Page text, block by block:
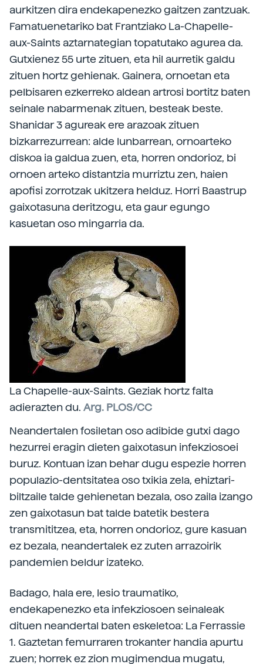
aurkitzen dira endekapenezko gaitzen zantzuak.
Famatuenetariko bat Frantziako La-Chapelle-
aux-Saints aztarnategian topatutako agurea da.
Gutxienez 55 urte zituen, eta hil aurretik galdu
zituen hortz gehienak. Gainera, ornoetan eta
pelbisaren ezkerreko aldean artrosi bortitz baten
seinale nabarmenak zituen, besteak beste.
Shanidar 3 agureak ere arazoak zituen
bizkarrezurrean: alde lunbarrean, ornoarteko
diskoa ia galdua zuen, eta, horren ondorioz, bi
ornoen arteko distantzia murriztu zen, haien
apofisi zorrotzak ukitzera helduz. Horri Baastrup
gaixotasuna deritzogu, eta gaur egungo
kasuetan oso mingarria da.
La Chapelle-aux-Saints. Geziak hortz falta
adierazten du. Arg. PLOS/CC
Neandertalen fosiletan oso adibide gutxi dago
hezurrei eragin dieten gaixotasun infekziosoei
buruz. Kontuan izan behar dugu espezie horren
populazio-dentsitatea oso txikia zela, ehiztari-
biltzaile talde gehienetan bezala, oso zaila izango
zen gaixotasun bat talde batetik bestera
transmititzea, eta, horren ondorioz, gure kasuan
ez bezala, neandertalek ez zuten arrazoirik
pandemien beldur izateko.
Badago, hala ere, lesio traumatiko,
endekapenezko eta infekziosoen seinaleak
dituen neandertal baten eskeletoa: La Ferrassie
1. Gaztetan femurraren trokanter handia apurtu
zuen; horrek ez zion mugimendua mugatu,